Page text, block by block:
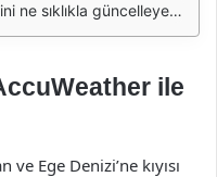
sıklıkla güncelleyebilirim?
ile
Ege Denizi’ne kıyısı